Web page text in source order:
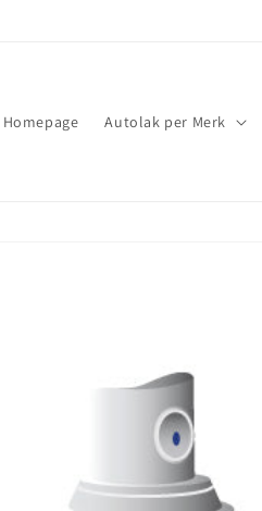
Homepage Autolak per Merk